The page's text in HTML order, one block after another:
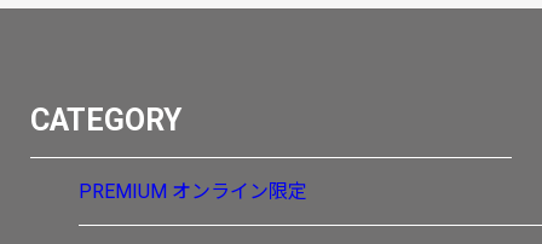
CATEGORY
PREMIUM オンライン限定